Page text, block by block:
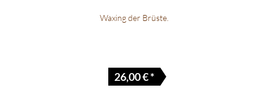
Waxing der Brüste.
26,00 € *